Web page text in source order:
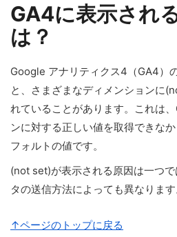
GA4に表示され
は？
Google アナリティクス4（GA4）
と、さまざまなディメンションに
れていることがあります。これは
ンに対する正しい値を取得できな
フォルトの値です。
(not set)が表示される原因は一つ
タの送信方法によっても異なります
↑ページのトップに戻る